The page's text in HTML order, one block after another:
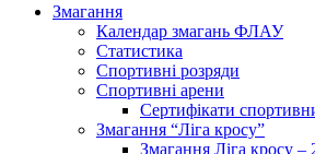
Змагання
Календар змагань ФЛАУ
Статистика
Спортивні розряди
Спортивні арени
Сертифікати
Змагання “Ліга кросу”
Змагання Ліга кросу –